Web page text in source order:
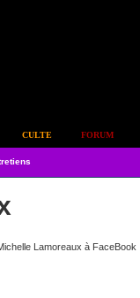
CULTE FORUM